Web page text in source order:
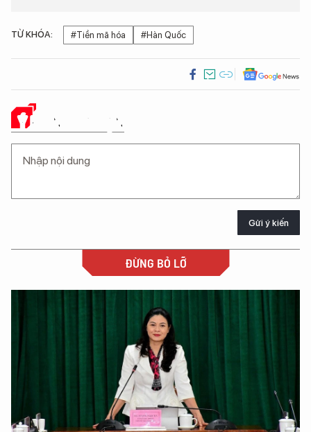
TỪ KHÓA: #Tiền mã hóa #Hàn Quốc
Ý KIẾN CỦA BẠN
Gửi ý kiến
ĐỪNG BỎ LỠ